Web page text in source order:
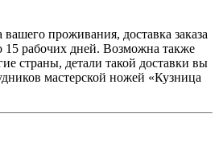
проживания, доставка заказа
15 рабочих дней. Возможна также
страны, детали такой доставки вы
мастерской ножей «Кузница